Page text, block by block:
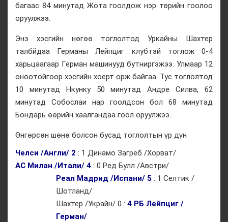
багаас 84 минутад Жота гоолдож нэр төрийн гоолоо
оруулжээ.
Энэ хэсгийн нөгөө тоглолтод Уркайны Шахтер
талбйдаа Германы Лейпциг клубтэй тоглож 0-4
харьцаагаар Герман машинууд бутниргэжээ. Улмаар 12
оноотойгоор хэсгийн хоёрт орж байгаа. Тус тоглолтод
10 минутад Нкунку 50 минутад Андре Силва, 62
минутад Собослаи нар гоолдсон бол 68 минутад
Бондарь өөрийн хаалгандаа гоол оруулжээ.
Өнгөрсөн шөнө болсон бусад тоглолтын үр дүн
Челси /Англи/ 2 : 1 Динамо Загреб /Хорват/
АС Милан /Итали/ 4 : 0 Ред Булл /Австри/
Реал Мадрид /Испани/ 5 : 1 Селтик /
Шотланд/
Шахтер /Украйн/ 0 : 4 РБ Лейпциг /
Герман/